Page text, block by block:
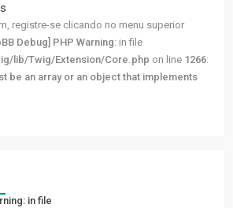
registre-se clicando no menu superior
Debug] PHP Warning: in file
lib/Twig/Extension/Core.php on line 1266:
be an array or an object that implements
: in file